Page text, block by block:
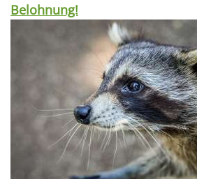
Belohnung!